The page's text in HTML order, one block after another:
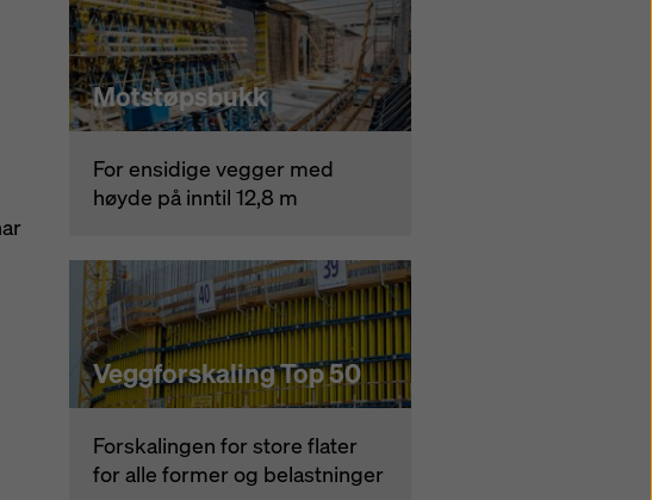
Motstøpsbukk
For ensidige vegger med
høyde på inntil 12,8 m
Veggforskaling Top 50
Forskalingen for store flater
for alle former og belastninger